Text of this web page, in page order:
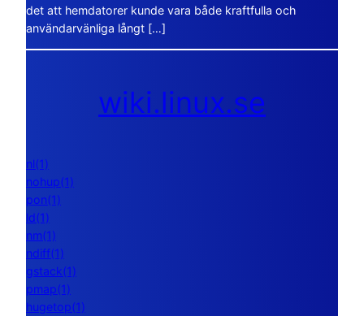
det att hemdatorer kunde vara både kraftfulla och
användarvänliga långt […]
wiki.linux.se
nl(1)
nohup(1)
pon(1)
ld(1)
nm(1)
ndiff(1)
gstack(1)
pmap(1)
hugetop(1)